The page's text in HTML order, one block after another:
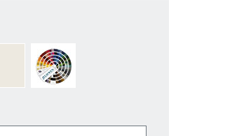
NÆSTEN ALLE NCS S OG RAL FARVER